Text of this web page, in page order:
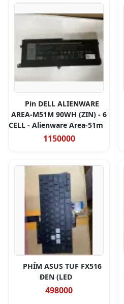
Pin DELL ALIENWARE
AREA-M51M 90WH (ZIN) - 6
CELL - Alienware Area-51m
1150000
PHÍM ASUS TUF FX516
ĐEN (LED
498000